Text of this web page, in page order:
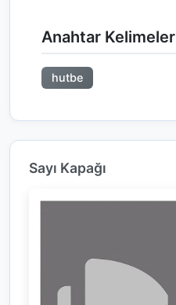
Anahtar Kelimeler
hutbe
Sayı Kapağı